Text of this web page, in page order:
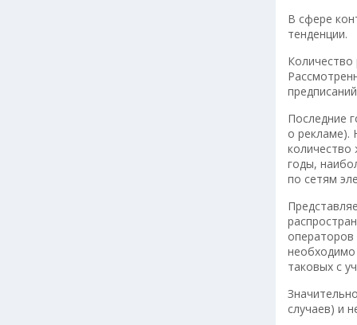
В сфере
тенденции.
Количество
Последние
о рекламе).
количество
годы,
по сетям
необходимо
таковых с
случаев) и